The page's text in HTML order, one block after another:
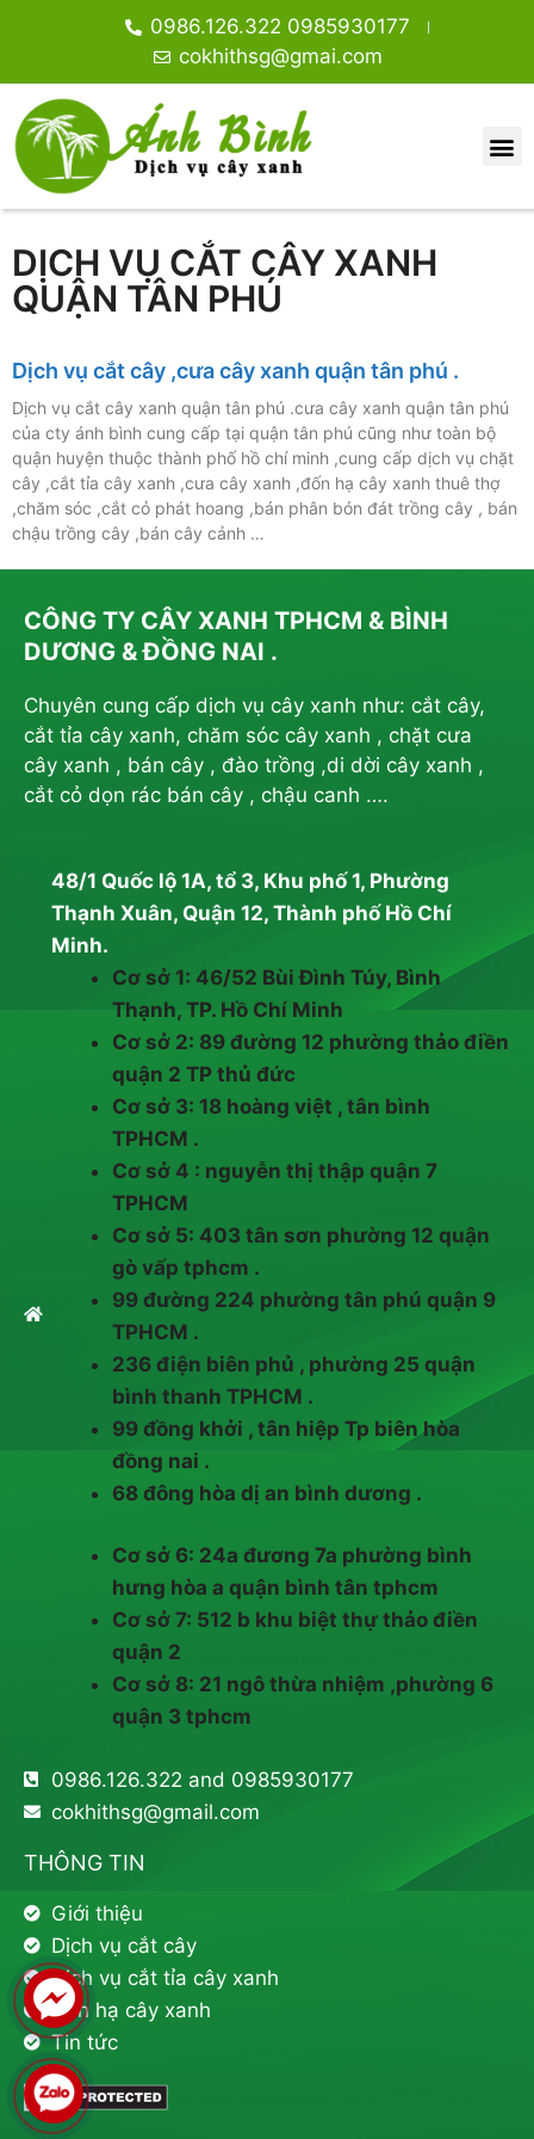
0986.126.322 0985930177
cokhithsg@gmai.com
DỊCH VỤ CẮT CÂY XANH
QUẬN TÂN PHÚ
Dịch vụ cắt cây ,cưa cây xanh quận tân phú .
Dịch vụ cắt cây xanh quận tân phú .cưa cây xanh quận tân phú
của cty ánh bình cung cấp tại quận tân phú cũng như toàn bộ
quận huyện thuộc thành phố hồ chí minh ,cung cấp dịch vụ chặt
cây ,cắt tỉa cây xanh ,cưa cây xanh ,đốn hạ cây xanh thuê thợ
,chăm sóc ,cắt cỏ phát hoang ,bán phân bón đát trồng cây , bán
chậu trồng cây ,bán cây cảnh …
CÔNG TY CÂY XANH TPHCM & BÌNH
DƯƠNG & ĐỒNG NAI .
Chuyên cung cấp dịch vụ cây xanh như: cắt cây,
cắt tỉa cây xanh, chăm sóc cây xanh , chặt cưa
cây xanh , bán cây , đào trồng ,di dời cây xanh ,
cắt cỏ dọn rác bán cây , chậu canh ….
48/1 Quốc lộ 1A, tổ 3, Khu phố 1, Phường
Thạnh Xuân, Quận 12, Thành phố Hồ Chí
Minh.
Cơ sở 1: 46/52 Bùi Đình Túy, Bình
Thạnh, TP. Hồ Chí Minh
Cơ sở 2: 89 đường 12 phường thảo điền
quận 2 TP thủ đức
Cơ sở 3: 18 hoàng việt , tân bình
TPHCM .
Cơ sở 4 : nguyễn thị thập quận 7
TPHCM
Cơ sở 5: 403 tân sơn phường 12 quận
gò vấp tphcm .
99 đường 224 phường tân phú quận 9
TPHCM .
236 điện biên phủ , phường 25 quận
bình thanh TPHCM .
99 đồng khởi , tân hiệp Tp biên hòa
đồng nai .
68 đông hòa dị an bình dương .
Cơ sở 6: 24a đương 7a phường bình
hưng hòa a quận bình tân tphcm
Cơ sở 7: 512 b khu biệt thự thảo điền
quận 2
Cơ sở 8: 21 ngô thừa nhiệm ,phường 6
quận 3 tphcm
0986.126.322 and 0985930177
cokhithsg@gmail.com
THÔNG TIN
Giới thiệu
Dịch vụ cắt cây
Dịch vụ cắt tỉa cây xanh
Đốn hạ cây xanh
Tin tức